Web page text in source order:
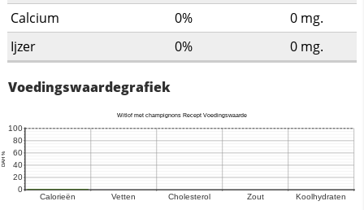
Calcium
0% 0 mg.
Ijzer
0% 0 mg.
Voedingswaardegrafiek